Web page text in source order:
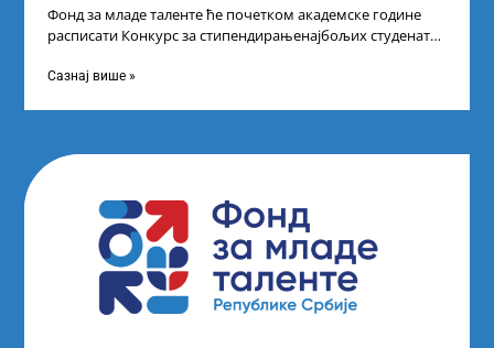
Фонд за младе таленте ће почетком академске године
расписати Конкурс за стипендирањенајбољих студената
Сазнај више »